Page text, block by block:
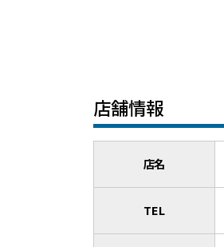
店舗情報
店名
TEL